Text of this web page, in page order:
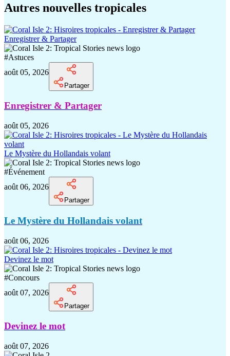
Autres nouvelles tropicales
Enregistrer & Partager
#Astuces
août 05, 2026
Partager
Enregistrer & Partager
août 05, 2026
Le Mystère du Hollandais volant
#Événement
août 06, 2026
Partager
Le Mystère du Hollandais volant
août 06, 2026
Devinez le mot
#Concours
août 07, 2026
Partager
Devinez le mot
août 07, 2026